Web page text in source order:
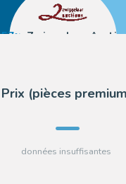
57
Zwiggelaar
Prix (pièces